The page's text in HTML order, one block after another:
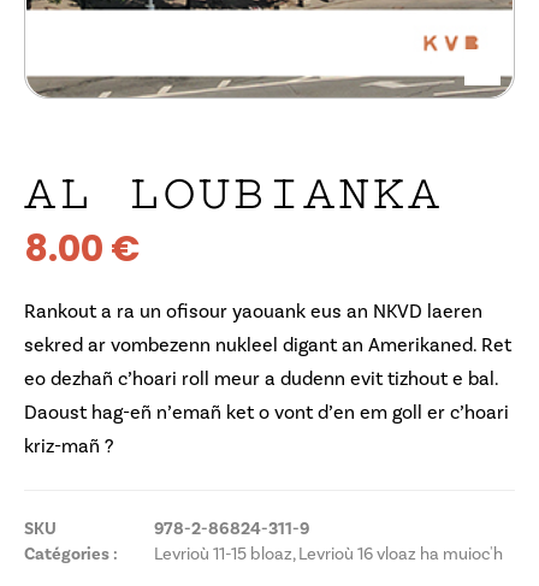
AL LOUBIANKA
8.00€
Rankout a ra un ofisour yaouank eus an NKVD laeren
sekred ar vombezenn nukleel digant an Amerikaned. Ret
eo dezhañ c’hoari roll meur a dudenn evit tizhout e bal.
Daoust hag-eñ n’emañ ket o vont d’en em goll er c’hoari
kriz-mañ ?
SKU
978-2-86824-311-9
Catégories :
Levrioù 11-15 bloaz,Levrioù 16 vloaz ha muioc'h